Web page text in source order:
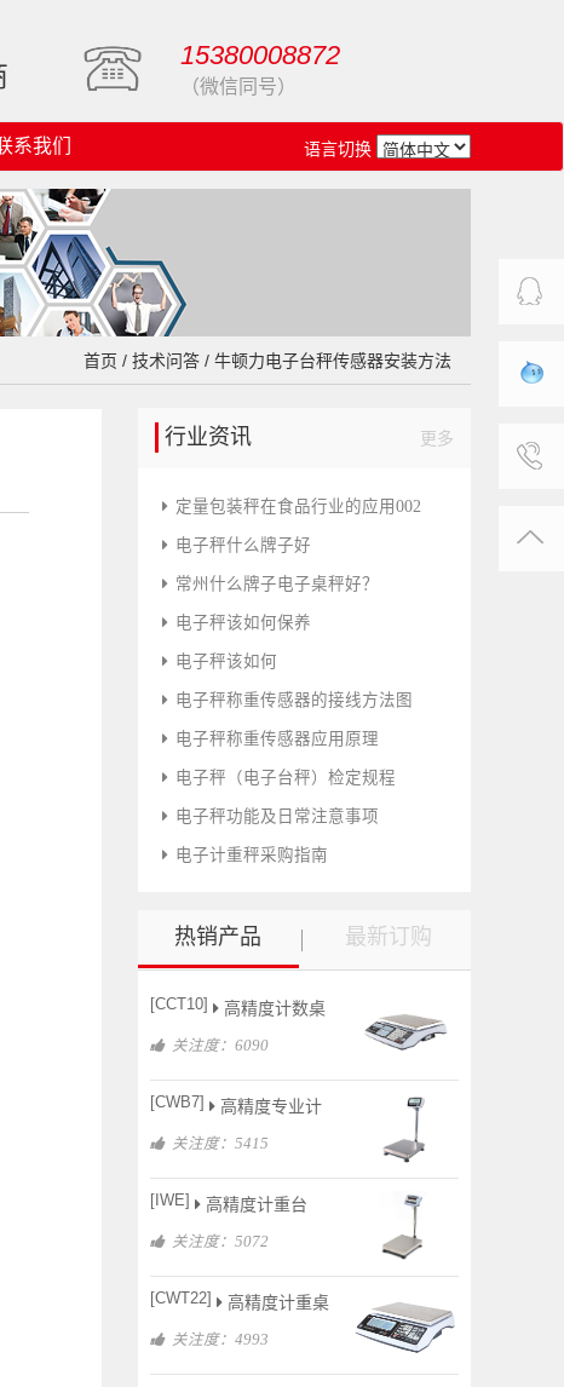
15380008872
（微信同号）
系我们 语言切换
首页 / 技术问答 / 牛顿力电子台秤传感器安装方法
行业资讯 更多
定量包装秤在食品行业的应用002
电子秤什么牌子好
常州什么牌子电子桌秤好？
电子秤该如何保养
电子秤该如何
电子秤称重传感器的接线方法图
电子秤称重传感器应用原理
电子秤（电子台秤）检定规程
电子秤功能及日常注意事项
电子计重秤采购指南
热销产品 最新订购
[CCT10] 高精度计数桌
关注度：6090
[CWB7] 高精度专业计
关注度：5415
[IWE] 高精度计重台
关注度：5072
[CWT22] 高精度计重桌
关注度：4993